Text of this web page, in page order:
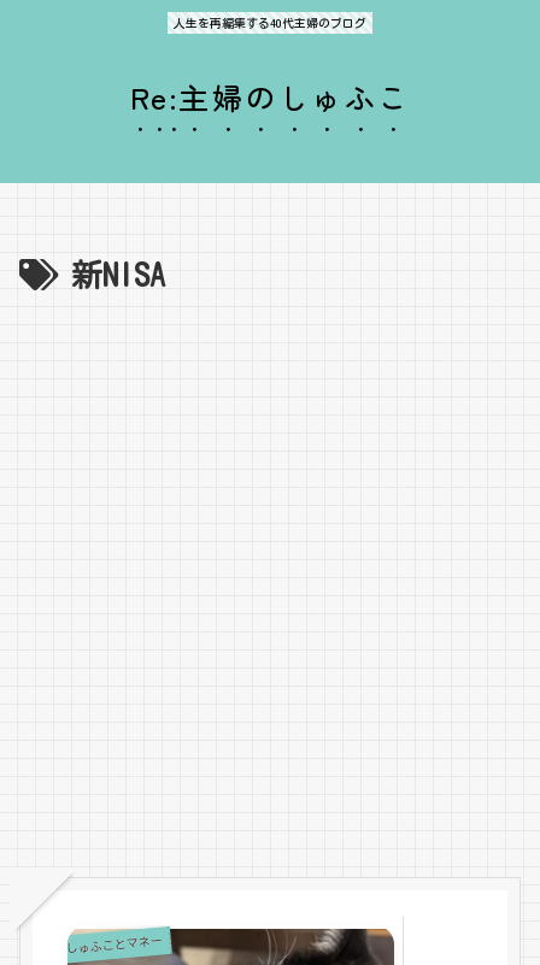
人生を再編集する40代主婦のブログ
Re:主婦のしゅふこ
新NISA
しゅふことマネー